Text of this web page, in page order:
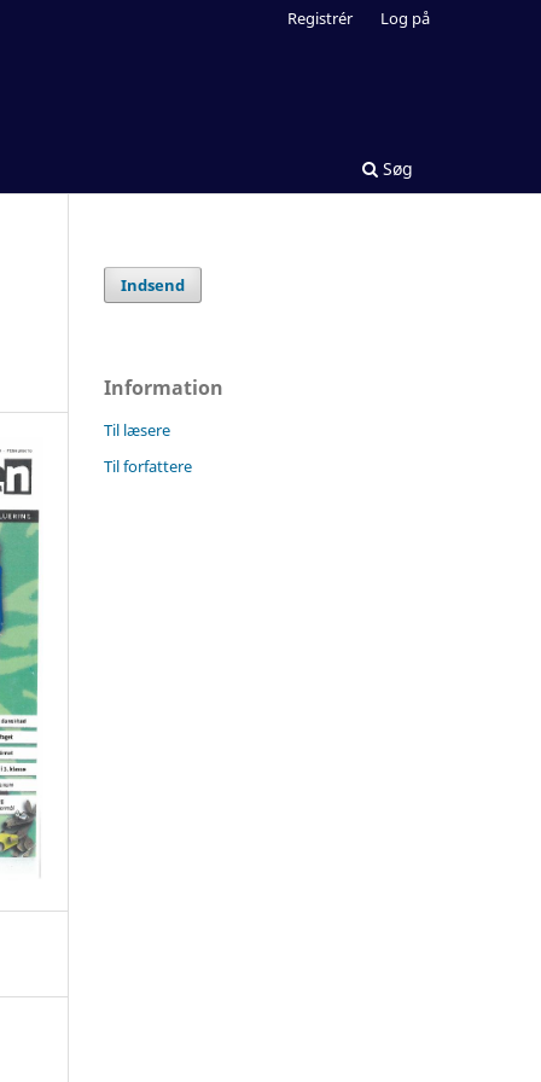
Søg
Registrér Log på
Indsend
Information
Til læsere
Til forfattere